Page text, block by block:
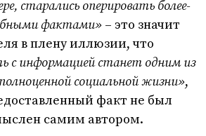
старались оперировать более-
фактами» – это значит
в плену иллюзии, что
с информацией станет одним из
социальной жизни»,
факт не был
самим автором.